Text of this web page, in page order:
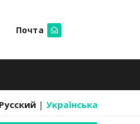
Почта
Русский | Українська